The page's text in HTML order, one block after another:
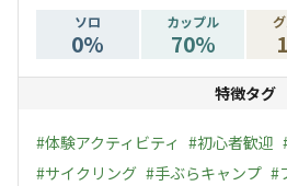
お食事つきプランではBBQをご
ゆっくりとBBQをお楽しみくだ
ソロ
0%
カップル
70%
特徴タグ
#体験アクティビティ #初心者歓迎
#サイクリング #手ぶらキャンプ #